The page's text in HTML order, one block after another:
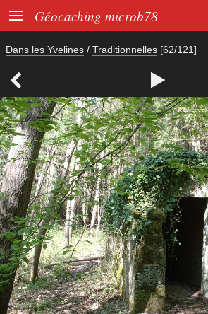
 Géocaching microb78
Dans les Yvelines / Traditionnelles [62/121]
 